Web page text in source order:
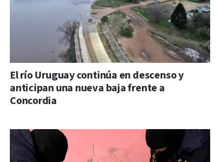
El río Uruguay continúa en descenso y
anticipan una nueva baja frente a
Concordia